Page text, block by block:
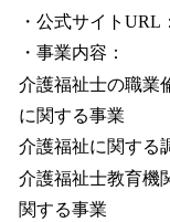
・公式サイトURL：
・事業内容：
介護福祉士の職業
に関する事業
介護福祉に関する
介護福祉士教育機
関する事業